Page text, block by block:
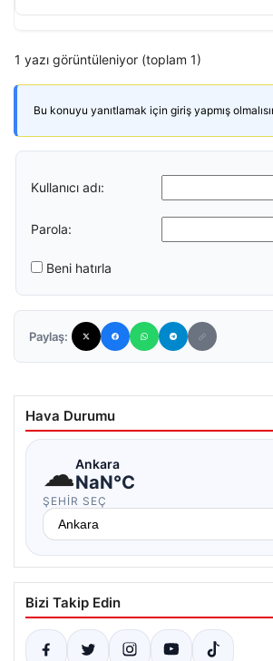
1 yazı görüntüleniyor (toplam 1)
Bu konuyu yanıtlamak için giriş yapmış
Kullanıcı adı:
Parola:
Beni hatırla
Paylaş:
Hava Durumu
☁Ankara
NaN°C
ŞEHIR SEÇ
Bizi Takip Edin